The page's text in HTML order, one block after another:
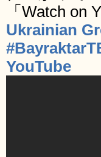
「Watch on
Ukrainian
YouTube